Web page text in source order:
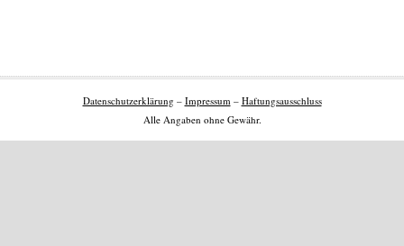
Datenschutzerklärung – Impressum– Haftungsausschluss
Alle Angaben ohne Gewähr.